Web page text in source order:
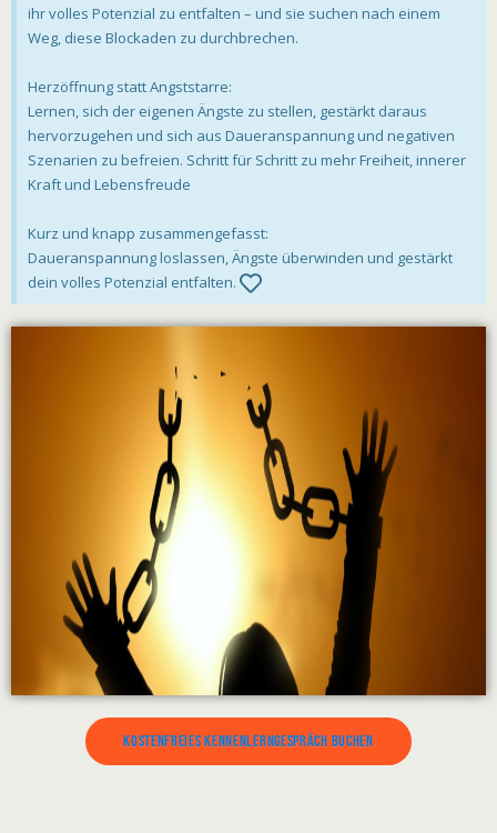
ihr volles Potenzial zu entfalten – und sie suchen nach einem
Weg, diese Blockaden zu durchbrechen.
Herzöffnung statt Angststarre:
Lernen, sich der eigenen Ängste zu stellen, gestärkt daraus
hervorzugehen und sich aus Daueranspannung und negativen
Szenarien zu befreien. Schritt für Schritt zu mehr Freiheit, innerer
Kraft und Lebensfreude
Kurz und knapp zusammengefasst:
Daueranspannung loslassen, Ängste überwinden und gestärkt
dein volles Potenzial entfalten.
Kostenfreies Kennenlerngespräch buchen